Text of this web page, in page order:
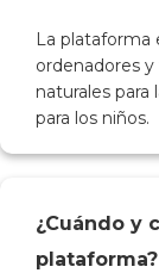
La plataforma
ordenadores
naturales para
para los niños.
¿Cuándo y
plataforma?